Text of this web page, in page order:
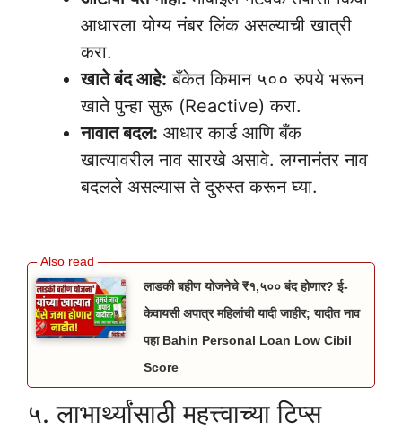
आधारला योग्य नंबर लिंक असल्याची खात्री
करा.
खाते बंद आहे: बँकेत किमान ५०० रुपये भरून
खाते पुन्हा सुरू (Reactive) करा.
नावात बदल: आधार कार्ड आणि बँक
खात्यावरील नाव सारखे असावे. लग्नानंतर नाव
बदलले असल्यास ते दुरुस्त करून घ्या.
लाडकी बहीण योजनेचे ₹१,५०० बंद होणार? ई-
केवायसी अपात्र महिलांची यादी जाहीर; यादीत नाव
पहा Bahin Personal Loan Low Cibil
Score
५. लाभार्थ्यांसाठी महत्त्वाच्या टिप्स